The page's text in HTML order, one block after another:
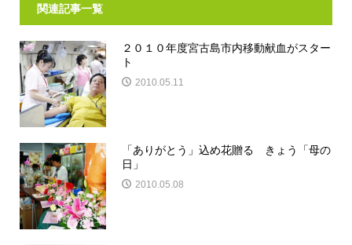
関連記事一覧
２０１０年度宮古島市内移動献血がスター
ト
2010.05.11
「ありがとう」込め花贈る きょう「母の
日」
2010.05.08